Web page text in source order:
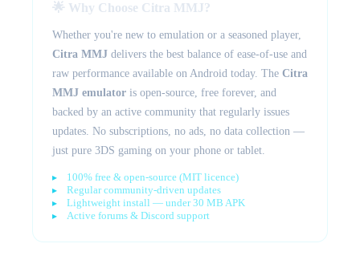
🌟 Why Choose Citra MMJ?
Whether you're new to emulation or a seasoned player,
Citra MMJ delivers the best balance of ease-of-use and
raw performance available on Android today. The Citra
MMJ emulator is open-source, free forever, and
backed by an active community that regularly issues
updates. No subscriptions, no ads, no data collection —
just pure 3DS gaming on your phone or tablet.
100% free & open-source (MIT licence)
Regular community-driven updates
Lightweight install — under 30 MB APK
Active forums & Discord support